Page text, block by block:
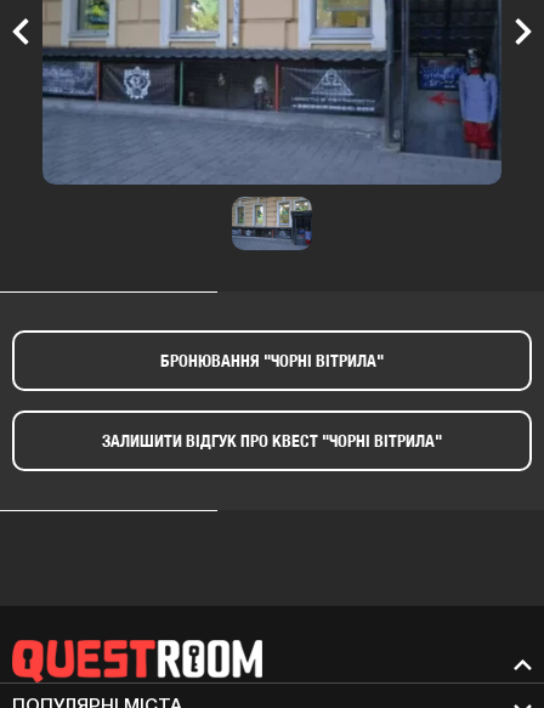
Previous
БРОНЮВАННЯ "ЧОРНІ ВІТРИЛА"​
ЗАЛИШИТИ ВІДГУК ПРО КВЕСТ "ЧОРНІ ВІТРИЛА"​